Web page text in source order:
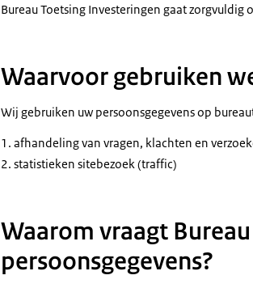
Bureau Toetsing Investeringen gaat zorgvuldig
Waarvoor gebruiken
Wij gebruiken uw persoonsgegevens op
afhandeling van vragen, klachten en
statistieken sitebezoek (traffic)
Waarom vraagt
persoonsgegevens?